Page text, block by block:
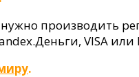
производить
VISA
.